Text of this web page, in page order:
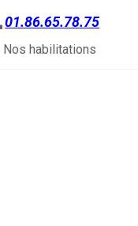
01.86.65.78.75
Nos habilitations